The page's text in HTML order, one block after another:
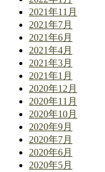
2021年11月
2021年7月
2021年6月
2021年4月
2021年3月
2021年1月
2020年12月
2020年11月
2020年10月
2020年9月
2020年7月
2020年6月
2020年5月